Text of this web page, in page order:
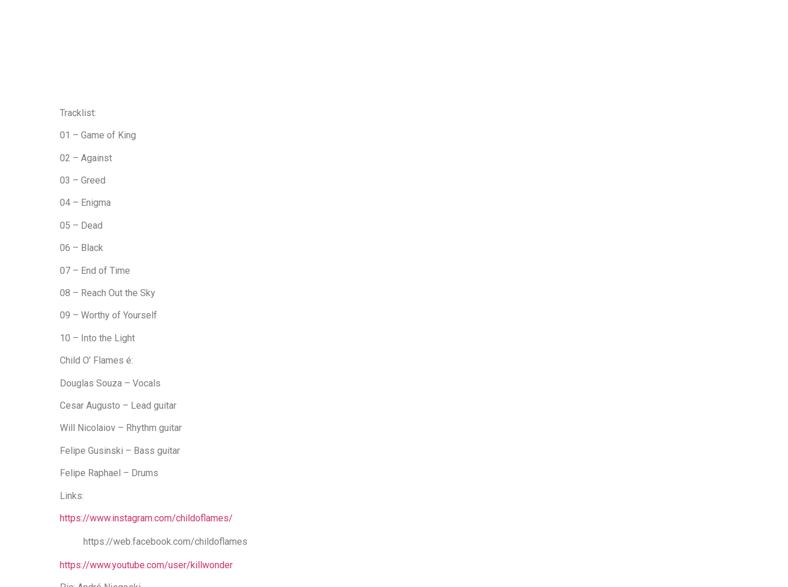
Tracklist:
01 – Game of King
02 – Against
03 – Greed
04 – Enigma
05 – Dead
06 – Black
07 – End of Time
08 – Reach Out the Sky
09 – Worthy of Yourself
10 – Into the Light
Child O’ Flames é:
Douglas Souza – Vocals
Cesar Augusto – Lead guitar
Will Nicolaiov – Rhythm guitar
Felipe Gusinski – Bass guitar
Felipe Raphael – Drums
Links:
https://www.instagram.com/childoflames/
https://web.facebook.com/childoflames
https://www.youtube.com/user/killwonder